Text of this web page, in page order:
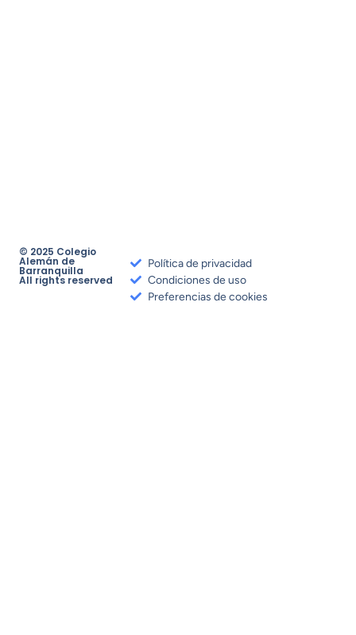
© 2025 Colegio
Alemán de
Barranquilla
All rights reserved
Política de privacidad
Condiciones de uso
Preferencias de cookies